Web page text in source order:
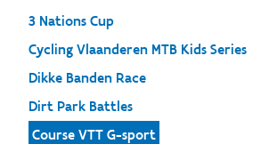
3 Nations Cup
Cycling Vlaanderen MTB Kids Series
Dikke Banden Race
Dirt Park Battles
Course VTT G-sport